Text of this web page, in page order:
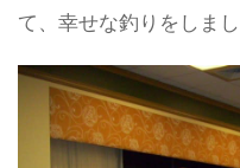
て、幸せな釣りをしまし